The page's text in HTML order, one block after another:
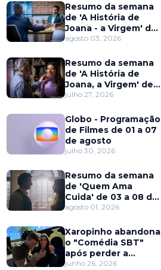
Resumo da semana
de 'A História de
Joana - a Virgem' de
03 a 07 de agosto
agosto 03, 2026
Resumo da semana
de 'A História de
Joana, a Virgem' de
27 a 31 de julho
julho 27, 2026
Globo - Programação
de Filmes de 01 a 07
de agosto
julho 30, 2026
Resumo da semana
de 'Quem Ama
Cuida' de 03 a 08 de
agosto
agosto 01, 2026
Xaropinho abandona
o "Comédia SBT"
após perder a
paciência com Sarro
junho 26, 2026